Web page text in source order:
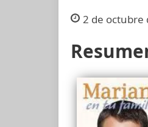
2 de octubre